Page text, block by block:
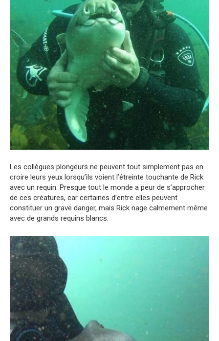
Les collègues plongeurs ne peuvent tout simplement pas en
croire leurs yeux lorsqu’ils voient l’étreinte touchante de Rick
avec un requin. Presque tout le monde a peur de s’approcher
de ces créatures, car certaines d’entre elles peuvent
constituer un grave danger, mais Rick nage calmement même
avec de grands requins blancs.